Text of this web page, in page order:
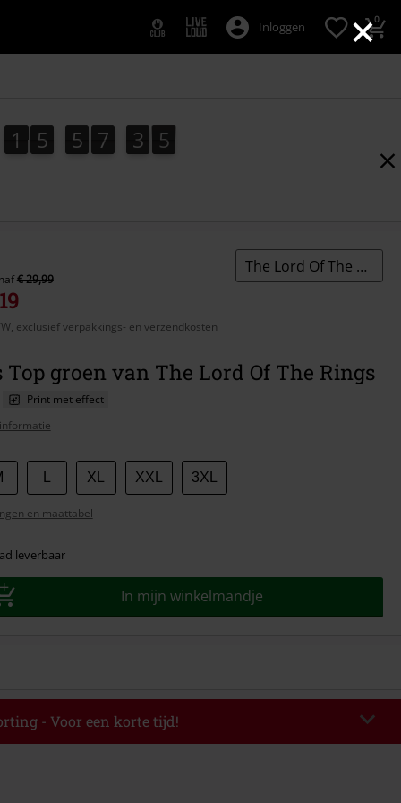
×
Inloggen 0
1
1 5
5 5
5 7
7 3
3 2
3
2
4
3
€ 29,99
exclusief verpakkings- en verzendkosten
The Lord Of The Rings
Top groen van The Lord Of The Rings
Print met effect
XL XXL 3XL
en maattabel
leverbaar
In mijn winkelmandje
- Voor een korte tijd!